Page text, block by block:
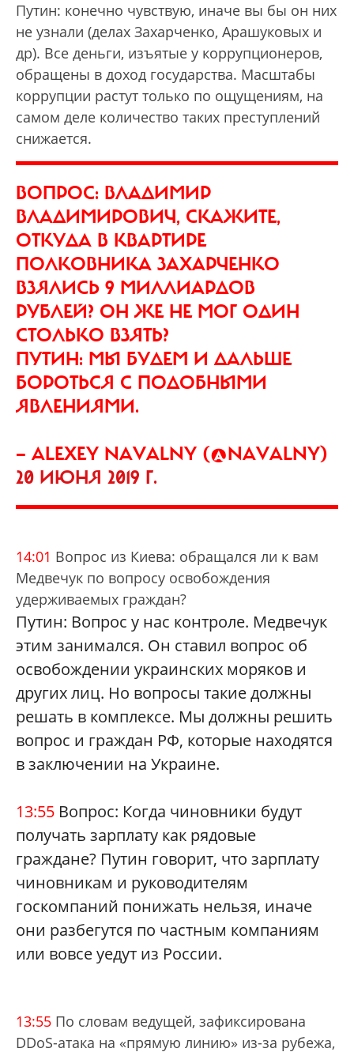
Путин: конечно чувствую, иначе вы бы он них
не узнали (делах Захарченко, Арашуковых и
др). Все деньги, изъятые у коррупционеров,
обращены в доход государства. Масштабы
коррупции растут только по ощущениям, на
самом деле количество таких преступлений
снижается.
ВОПРОС: ВЛАДИМИР
ВЛАДИМИРОВИЧ, СКАЖИТЕ,
ОТКУДА В КВАРТИРЕ
ПОЛКОВНИКА ЗАХАРЧЕНКО
ВЗЯЛИСЬ 9 МИЛЛИАРДОВ
РУБЛЕЙ? ОН ЖЕ НЕ МОГ ОДИН
СТОЛЬКО ВЗЯТЬ?
ПУТИН: МЫ БУДЕМ И ДАЛЬШЕ
БОРОТЬСЯ С ПОДОБНЫМИ
ЯВЛЕНИЯМИ.
— ALEXEY NAVALNY (@NAVALNY)
20 ИЮНЯ 2019 Г.
14:01 Вопрос из Киева: обращался ли к вам
Медвечук по вопросу освобождения
удерживаемых граждан?
Путин: Вопрос у нас контроле. Медвечук
этим занимался. Он ставил вопрос об
освобождении украинских моряков и
других лиц. Но вопросы такие должны
решать в комплексе. Мы должны решить
вопрос и граждан РФ, которые находятся
в заключении на Украине.
13:55 Вопрос: Когда чиновники будут
получать зарплату как рядовые
граждане? Путин говорит, что зарплату
чиновникам и руководителям
госкомпаний понижать нельзя, иначе
они разбегутся по частным компаниям
или вовсе уедут из России.
13:55 По словам ведущей, зафиксирована
DDoS-атака на «прямую линию» из-за рубежа,